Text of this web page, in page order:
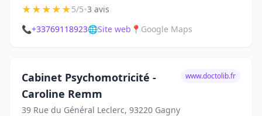
★★★★★5/5•3 avis
📞+33769118923🌐Site web 📍 Google Maps
Cabinet Psychomotricité -
Caroline Remm
39 Rue du Général Leclerc, 93220 Gagny
www.doctolib.fr